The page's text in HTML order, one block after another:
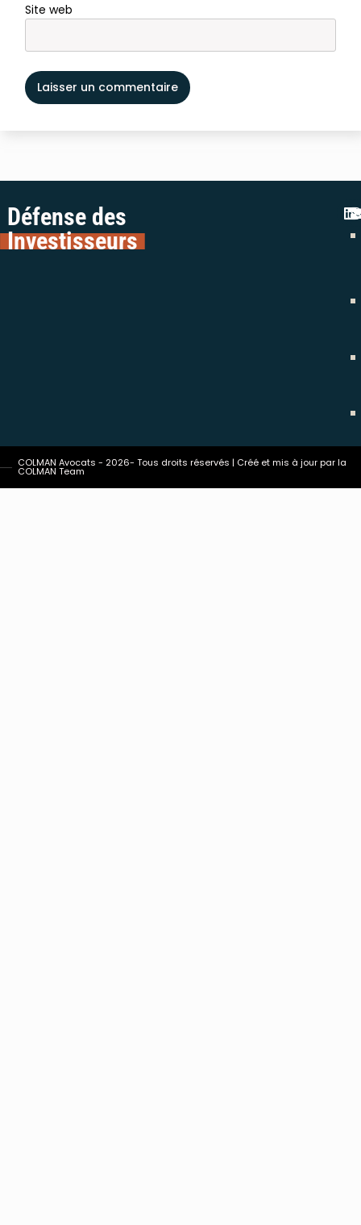
Site web
Défense des
Investisseurs
COLMAN Avocats - 2026- Tous droits réservés | Créé et mis à jour par la
COLMAN Team